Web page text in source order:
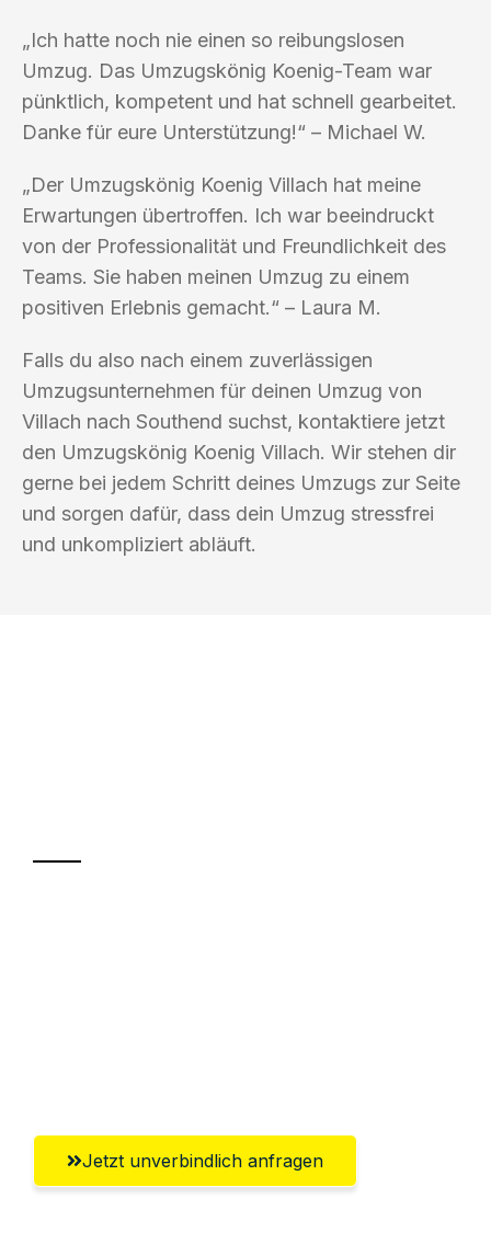
„Ich hatte noch nie einen so reibungslosen
Umzug. Das Umzugskönig Koenig-Team war
pünktlich, kompetent und hat schnell gearbeitet.
Danke für eure Unterstützung!“ – Michael W.
„Der Umzugskönig Koenig Villach hat meine
Erwartungen übertroffen. Ich war beeindruckt
von der Professionalität und Freundlichkeit des
Teams. Sie haben meinen Umzug zu einem
positiven Erlebnis gemacht.“ – Laura M.
Falls du also nach einem zuverlässigen
Umzugsunternehmen für deinen Umzug von
Villach nach Southend suchst, kontaktiere jetzt
den Umzugskönig Koenig Villach. Wir stehen dir
gerne bei jedem Schritt deines Umzugs zur Seite
und sorgen dafür, dass dein Umzug stressfrei
und unkompliziert abläuft.
Jetzt unverbindlich anfragen